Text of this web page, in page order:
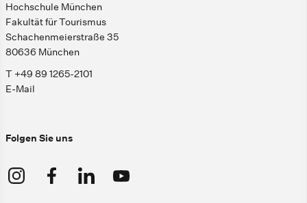
Hochschule München
Fakultät für Tourismus
Schachenmeierstraße 35
80636 München
T +49 89 1265-2101
E-Mail
Folgen Sie uns